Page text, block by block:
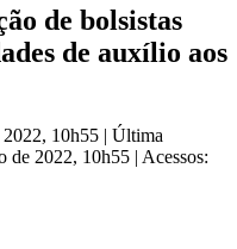
de bolsistas
de auxílio aos
10h55 | Última
de 2022, 10h55 | Acessos: